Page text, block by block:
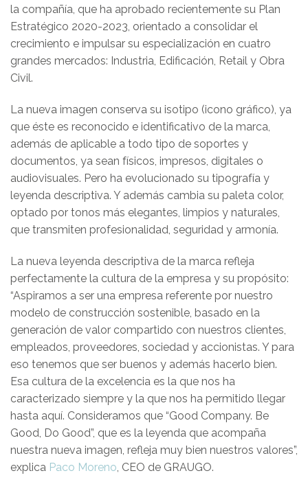
la compañía, que ha aprobado recientemente su Plan
Estratégico 2020-2023, orientado a consolidar el
crecimiento e impulsar su especialización en cuatro
grandes mercados: Industria, Edificación, Retail y Obra
Civil.
La nueva imagen conserva su isotipo (icono gráfico), ya
que éste es reconocido e identificativo de la marca,
además de aplicable a todo tipo de soportes y
documentos, ya sean físicos, impresos, digitales o
audiovisuales. Pero ha evolucionado su tipografía y
leyenda descriptiva. Y además cambia su paleta color,
optado por tonos más elegantes, limpios y naturales,
que transmiten profesionalidad, seguridad y armonía.
La nueva leyenda descriptiva de la marca refleja
perfectamente la cultura de la empresa y su propósito:
“Aspiramos a ser una empresa referente por nuestro
modelo de construcción sostenible, basado en la
generación de valor compartido con nuestros clientes,
empleados, proveedores, sociedad y accionistas. Y para
eso tenemos que ser buenos y además hacerlo bien.
Esa cultura de la excelencia es la que nos ha
caracterizado siempre y la que nos ha permitido llegar
hasta aquí. Consideramos que “Good Company. Be
Good, Do Good”, que es la leyenda que acompaña
nuestra nueva imagen, refleja muy bien nuestros valores”,
explica Paco Moreno, CEO de GRAUGO.